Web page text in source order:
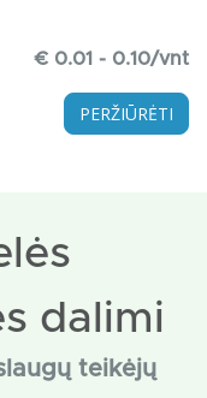
€ 0.01 - 0.10/vnt
PERŽIŪRĖTI
dalimi
teikėjų